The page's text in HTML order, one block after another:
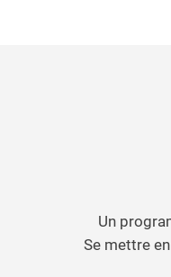
Un
Se mettre